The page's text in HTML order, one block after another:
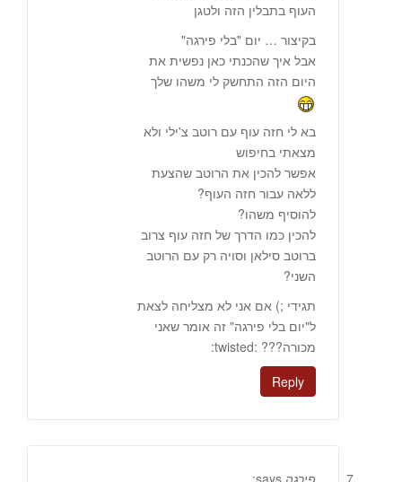
העוף בתבלין הזה ולטגן
בקיצור … יום "בלי פירגה"
אבל איך שהכנתי כאן נפשית את
היום הזה התחשק לי משהו שלך
בא לי חזה עוף עם רוטב צ'ילי ולא
מצאתי בחיפוש
אפשר להכין את הרוטב שהצעת
ללאה עבור חזה העוף?
להוסיף משהו?
להכין כמו הדרך של חזה עוף צרוב
ברוטב סילאן וסויה רק עם הרוטב
השני?
תגידי ;) אם אני לא מצליחה לצאת
ל"יום בלי פירגה" זה אומר שאני
מכורה??? :twisted:
Reply